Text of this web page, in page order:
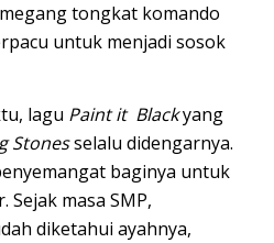
tongkat komando
untuk menjadi sosok
lagu Paint it Blackyang
Stonesselalu didengarnya.
baginya untuk
Sejak masa SMP,
diketahui ayahnya,